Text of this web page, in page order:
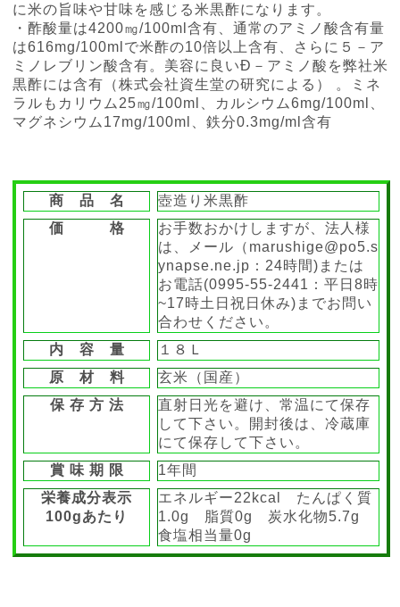
に米の旨味や甘味を感じる米黒酢になります。
・酢酸量は4200㎎/100ml含有、通常のアミノ酸含有量
は616mg/100mlで米酢の10倍以上含有、さらに５－ア
ミノレブリン酸含有。 美容に良いÐ－アミノ酸を弊社米
黒酢には含有（株式会社資生堂の研究による） 。
ミネ
ラルもカリウム25㎎/100ml、カルシウム6mg/100ml、
マグネシウム17mg/100ml、鉄分0.3mg/ml含有
商 品 名
壺造り米黒酢
価 格
お手数おかけしますが、法人様
は、メール（marushige@po5.s
ynapse.ne.jp：24時間)または
お電話(0995-55-2441：平日8時
~17時土日祝日休み)までお問い
合わせください。
内 容 量
１８Ｌ
原 材 料
玄米（国産）
保 存 方 法
直射日光を避け、常温にて保存
して下さい。開封後は、冷蔵庫
にて保存して下さい。
賞 味 期 限
1年間
栄養成分表示
100gあたり
エネルギー22kcal たんぱく質
1.0g 脂質0g 炭水化物5.7g
食塩相当量0g